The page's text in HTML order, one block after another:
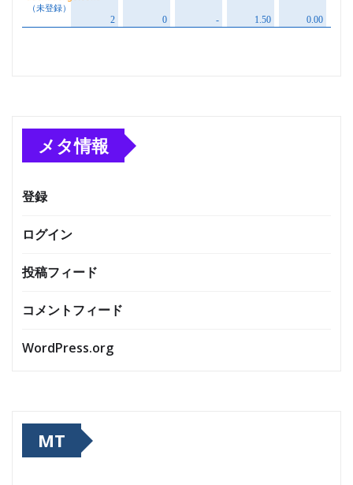
メタ情報
登録
ログイン
投稿フィード
コメントフィード
WordPress.org
MT